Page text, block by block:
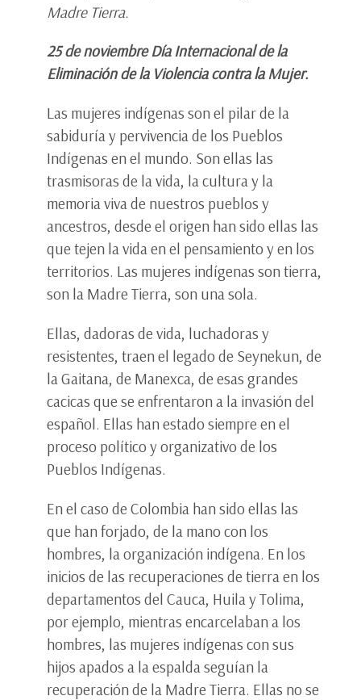
Madre Tierra.
25 de noviembre Día Internacional de la
Eliminación de la Violencia contra la Mujer.
Las mujeres indígenas son el pilar de la
sabiduría y pervivencia de los Pueblos
Indígenas en el mundo. Son ellas las
trasmisoras de la vida, la cultura y la
memoria viva de nuestros pueblos y
ancestros, desde el origen han sido ellas las
que tejen la vida en el pensamiento y en los
territorios. Las mujeres indígenas son tierra,
son la Madre Tierra, son una sola.
Ellas, dadoras de vida, luchadoras y
resistentes, traen el legado de Seynekun, de
la Gaitana, de Manexca, de esas grandes
cacicas que se enfrentaron a la invasión del
español. Ellas han estado siempre en el
proceso político y organizativo de los
Pueblos Indígenas.
En el caso de Colombia han sido ellas las
que han forjado, de la mano con los
hombres, la organización indígena. En los
inicios de las recuperaciones de tierra en los
departamentos del Cauca, Huila y Tolima,
por ejemplo, mientras encarcelaban a los
hombres, las mujeres indígenas con sus
hijos apados a la espalda seguían la
recuperación de la Madre Tierra. Ellas no se